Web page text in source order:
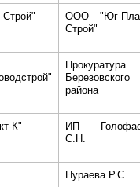
ООО "Юг-
Строй"
Прокуратура
Березовского
района
К"
ИП
С.Н.
Нураева Р.С.